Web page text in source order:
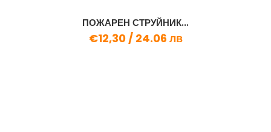
ПОЖАРЕН СТРУЙНИК...
€12,30 / 24.06 лв